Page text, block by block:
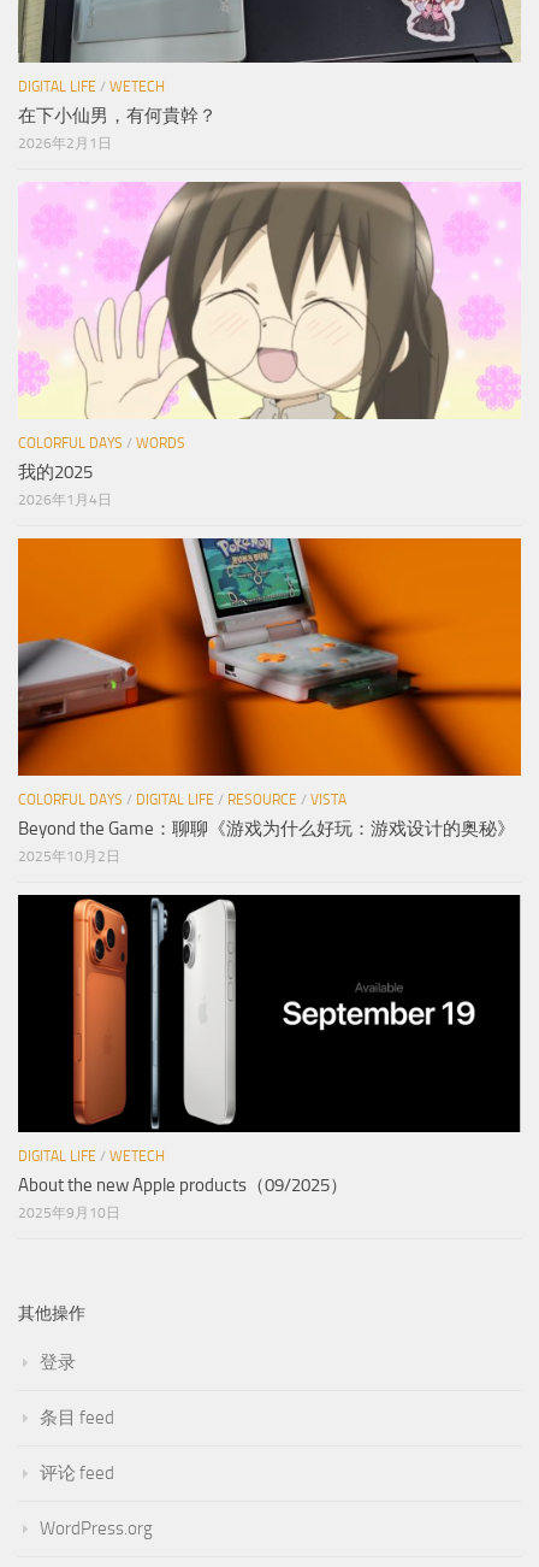
DIGITAL LIFE / WETECH
在下小仙男，有何貴幹？
2026年2月1日
COLORFUL DAYS / WORDS
我的2025
2026年1月4日
COLORFUL DAYS / DIGITAL LIFE / RESOURCE / VISTA
Beyond the Game：聊聊《游戏为什么好玩：游戏设计的奥秘》
2025年10月2日
DIGITAL LIFE / WETECH
About the new Apple products（09/2025）
2025年9月10日
其他操作
登录
条目 feed
评论 feed
WordPress.org